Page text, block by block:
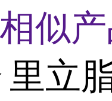
似
里立